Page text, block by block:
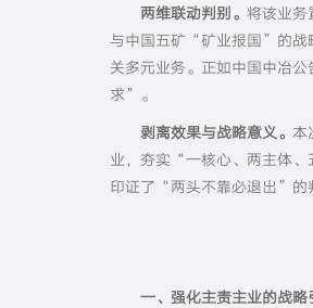
两维联动判别。 将该业务
与中国五矿“矿业报国”的战
关多元业务。正如中国中冶
求”。
剥离效果与战略意义。 本
业，夯实“一核心、两主体、
印证了“两头不靠必退出”的
一、强化主责主业的战略